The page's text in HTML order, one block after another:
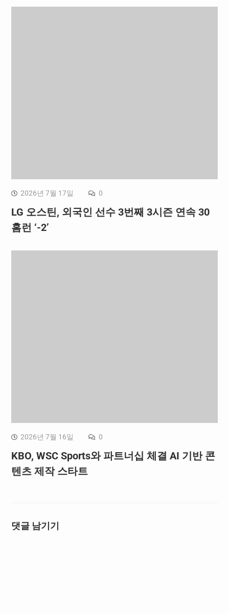
2026년 7월 17일 0
LG 오스틴, 외국인 선수 3번째 3시즌 연속 30
홈런 ‘-2’
2026년 7월 16일 0
KBO, WSC Sports와 파트너십 체결 AI 기반 콘
텐츠 제작 스타트
댓글 남기기